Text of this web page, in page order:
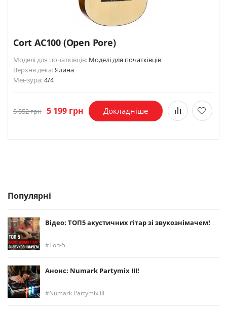
Cort AC100 (Open Pore)
Моделі для початківців: Моделі для початківців
Верхня дека:Ялина
Мензура:4/4
5 552 грн 5 199 грн Докладніше
Популярні
Відео: ТОП5 акустичних гітар зі звукознімачем!
Топ-5
Анонс: Numark Partymix III!
Numark Partymix III